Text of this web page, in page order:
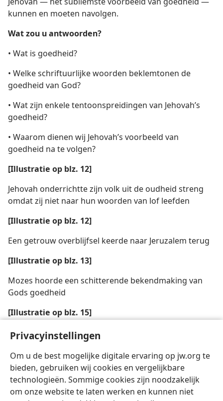
Privacyinstellingen
Om u de best mogelijke digitale ervaring op jw.org te
bieden, gebruiken wij cookies en vergelijkbare
technologieën. Sommige cookies zijn noodzakelijk
om onze website te laten werken en kunnen niet
kunnen en moeten navolgen.
Wat zou u antwoorden?
• Wat is goedheid?
• Welke schriftuurlijke woorden beklemtonen de
goedheid van God?
• Wat zijn enkele tentoonspreidingen van Jehovah’s
goedheid?
• Waarom dienen wij Jehovah’s voorbeeld van
goedheid na te volgen?
[Illustratie op blz. 12]
Jehovah onderrichtte zijn volk uit de oudheid streng
omdat zij niet naar hun woorden van lof leefden
[Illustratie op blz. 12]
Een getrouw overblijfsel keerde naar Jeruzalem terug
[Illustratie op blz. 13]
Mozes hoorde een schitterende bekendmaking van
Gods goedheid
[Illustratie op blz. 15]
Jehovah’s goedheid blijkt uit de manier waarop hij via
de bladzijden van de bijbel een beroep op ons doet